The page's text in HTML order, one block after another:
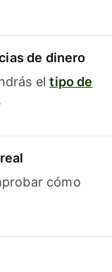
de dinero
eltipo de
cómo